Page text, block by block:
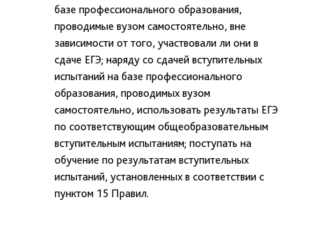
базе профессионального образования,
проводимые вузом самостоятельно, вне
зависимости от того, участвовали ли они в
сдаче ЕГЭ; наряду со сдачей вступительных
испытаний на базе профессионального
образования, проводимых вузом
самостоятельно, использовать результаты ЕГЭ
по соответствующим общеобразовательным
вступительным испытаниям; поступать на
обучение по результатам вступительных
испытаний, установленных в соответствии с
пунктом 15 Правил.